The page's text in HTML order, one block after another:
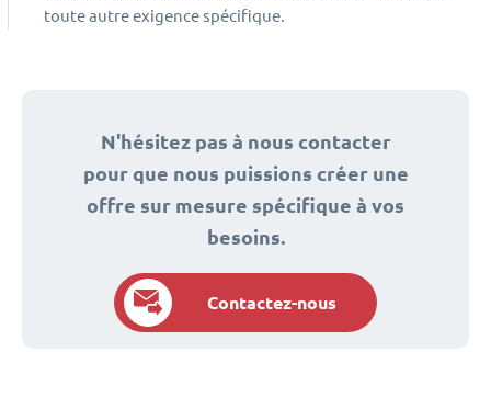
toute autre exigence spécifique.
N'hésitez pas à nous contacter
pour que nous puissions créer une
offre sur mesure spécifique à vos
besoins.
Contactez-nous